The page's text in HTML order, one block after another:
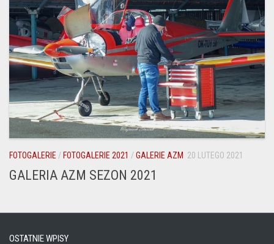
FOTOGALERIE / FOTOGALERIE 2021 /GALERIE AZM 20 LUTEGO 2021
GALERIA AZM SEZON 2021
OSTATNIE WPISY